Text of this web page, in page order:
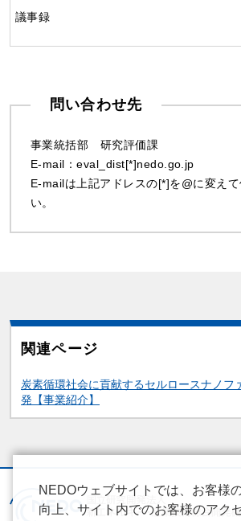
議事録
問い合わせ先
事業統括部 研究評価課
E-mail：eval_dist[*]nedo.go.jp
E-mailは上記アドレスの[*]を@に変えて
い。
関連ページ
関連情報
炭素循環社会に貢献するセルロースナノフ
発【事業紹介】
NEDOウェブサイトでは、お客様
向上、サイト内でのお客様のアク